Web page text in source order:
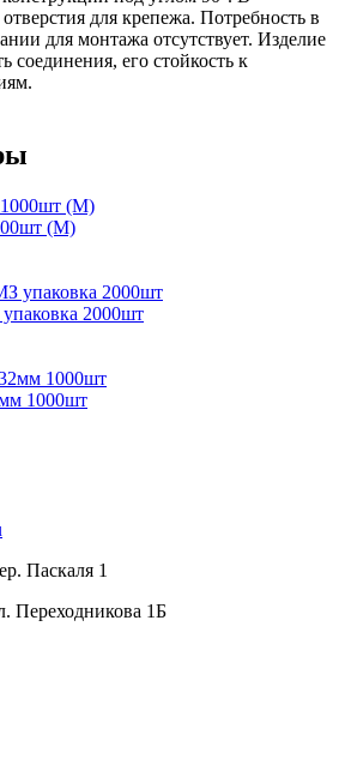
для крепежа. Потребность в
для монтажа отсутствует. Изделие
соединения, его стойкость к
(М)
2000шт
1000шт
Паскаля 1
Переходникова 1Б